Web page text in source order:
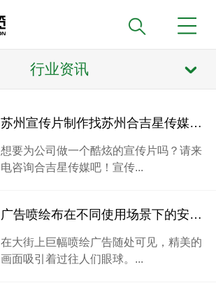
行业资讯
苏州宣传片制作找苏州合吉星传媒公司
想要为公司做一个酷炫的宣传片吗？请来
电咨询合吉星传媒吧！宣传...
广告喷绘布在不同使用场景下的安装方法
在大街上巨幅喷绘广告随处可见，精美的
画面吸引着过往人们眼球。...